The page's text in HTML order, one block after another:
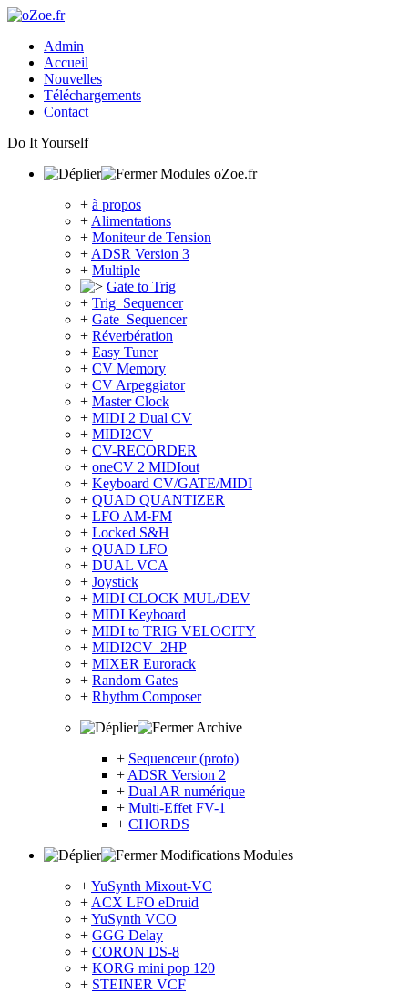
Admin
Accueil
Nouvelles
Téléchargements
Contact
Do It Yourself
Modules oZoe.fr
+ à propos
+ Alimentations
+ Moniteur de Tension
+ ADSR Version 3
+ Multiple
Gate to Trig
+ Trig_Sequencer
+ Gate_Sequencer
+ Réverbération
+ Easy Tuner
+ CV Memory
+ CV Arpeggiator
+ Master Clock
+ MIDI 2 Dual CV
+ MIDI2CV
+ CV-RECORDER
+ oneCV 2 MIDIout
+ Keyboard CV/GATE/MIDI
+ QUAD QUANTIZER
+ LFO AM-FM
+ Locked S&H
+ QUAD LFO
+ DUAL VCA
+ Joystick
+ MIDI CLOCK MUL/DEV
+ MIDI Keyboard
+ MIDI to TRIG VELOCITY
+ MIDI2CV_2HP
+ MIXER Eurorack
+ Random Gates
+ Rhythm Composer
Archive
+ Sequenceur (proto)
+ ADSR Version 2
+ Dual AR numérique
+ Multi-Effet FV-1
+ CHORDS
Modifications Modules
+YuSynth Mixout-VC
+ ACX LFO eDruid
+YuSynth VCO
+ GGG Delay
+ CORON DS-8
+ KORG mini pop 120
+ STEINER VCF